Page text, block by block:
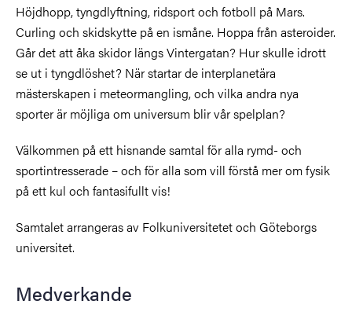
Höjdhopp, tyngdlyftning, ridsport och fotboll på Mars.
Curling och skidskytte på en ismåne. Hoppa från asteroider.
Går det att åka skidor längs Vintergatan? Hur skulle idrott
se ut i tyngdlöshet? När startar de interplanetära
mästerskapen i meteormangling, och vilka andra nya
sporter är möjliga om universum blir vår spelplan?
Välkommen på ett hisnande samtal för alla rymd- och
sportintresserade – och för alla som vill förstå mer om fysik
på ett kul och fantasifullt vis!
Samtalet arrangeras av Folkuniversitetet och Göteborgs
universitet.
Medverkande